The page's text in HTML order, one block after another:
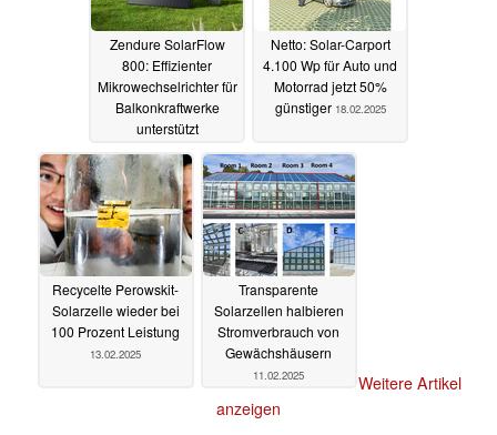
Zendure SolarFlow
800: Effizienter
Mikrowechselrichter für
Balkonkraftwerke
unterstützt
bidirektionales AC-
Laden19.02.2025
Netto: Solar-Carport
4.100 Wp für Auto und
Motorrad jetzt 50%
günstiger 18.02.2025
Recycelte Perowskit-
Solarzelle wieder bei
100 Prozent Leistung
13.02.2025
Transparente
Solarzellen halbieren
Stromverbrauch von
Gewächshäusern
11.02.2025
Weitere Artikel
anzeigen